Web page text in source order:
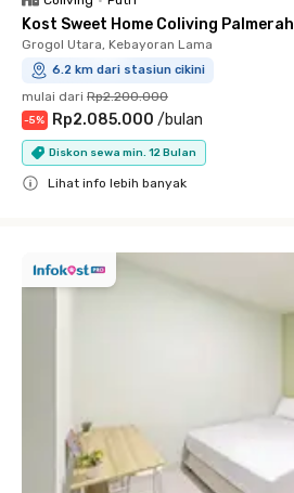
Kost Sweet Home Coliving Palmerah
Grogol Utara, Kebayoran Lama
6.2 km dari stasiun cikini
mulai dari Rp2.200.000
-5% Rp2.085.000 /bulan
Diskon sewa min. 12 Bulan
Lihat info lebih banyak